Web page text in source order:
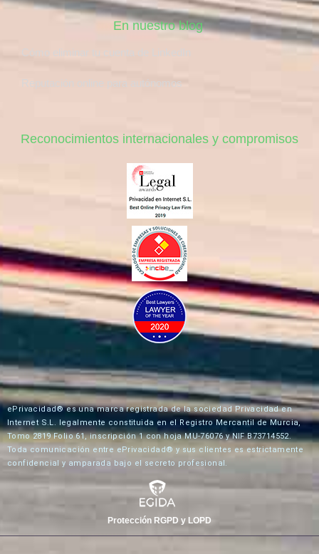
En nuestro blog
Reputación online para autónomos
Reconocimientos internacionales y compromisos
ePrivacidad® es una marca registrada de la sociedad Privacidad en
Internet S.L. legalmente constituida en el Registro Mercantil de Murcia,
Tomo 2819 Folio 61, inscripción 1 con hoja MU-76076 y NIF B73714552.
Toda comunicación entre ePrivacidad® y sus clientes es estrictamente
confidencial y amparada bajo el secreto profesional.
Protección RGPD y LOPD